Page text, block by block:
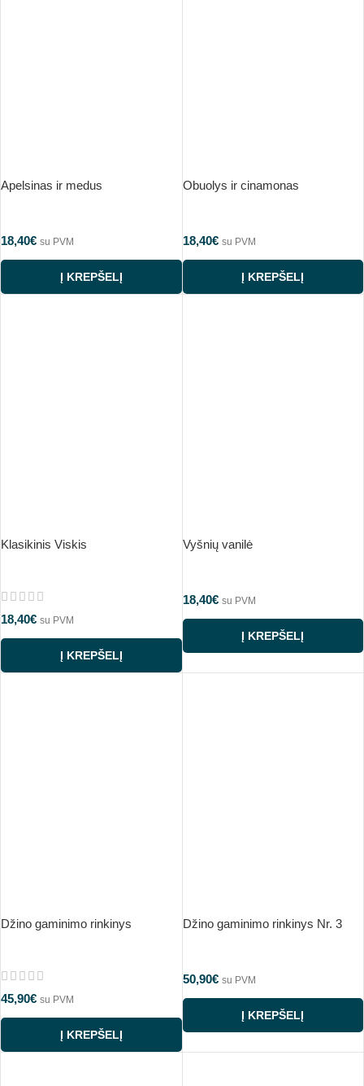
Apelsinas ir medus
18,40€ su PVM
Į KREPŠELĮ
Obuolys ir cinamonas
18,40€ su PVM
Į KREPŠELĮ
Klasikinis Viskis
18,40€ su PVM
Į KREPŠELĮ
Vyšnių vanilė
18,40€ su PVM
Į KREPŠELĮ
Džino gaminimo rinkinys
45,90€ su PVM
Į KREPŠELĮ
Džino gaminimo rinkinys Nr. 3
50,90€ su PVM
Į KREPŠELĮ